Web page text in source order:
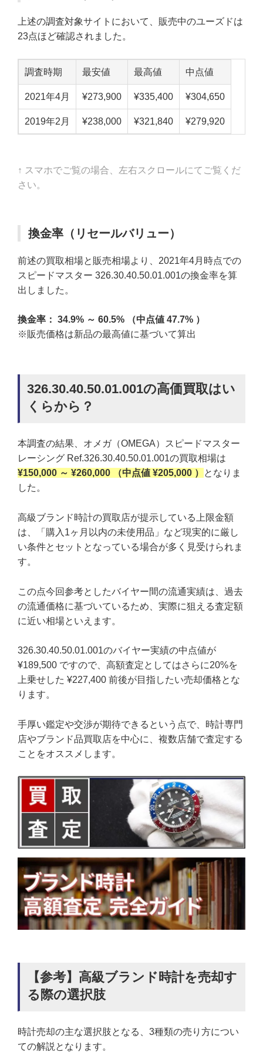
上述の調査対象サイトにおいて、販売中のユーズドは
23点ほど確認されました。
調査時期 最安値 最高値 中点値
2021年4月 ¥273,900 ¥335,400 ¥304,650
2019年2月 ¥238,000 ¥321,840 ¥279,920
↑ スマホでご覧の場合、左右スクロールにてご覧くだ
さい。
換金率（リセールバリュー）
前述の買取相場と販売相場より、2021年4月時点での
スピードマスター 326.30.40.50.01.001の換金率を算
出しました。
換金率： 34.9% ～ 60.5% （中点値 47.7% ）
※販売価格は新品の最高値に基づいて算出
326.30.40.50.01.001の高価買取はい
くらから？
本調査の結果、オメガ（OMEGA）スピードマスター
レーシング Ref.326.30.40.50.01.001の買取相場は
¥150,000 ～ ¥260,000 （中点値 ¥205,000 ）
となりま
した。
高級ブランド時計の買取店が提示している上限金額
は、「購入1ヶ月以内の未使用品」など現実的に厳し
い条件とセットとなっている場合が多く見受けられま
す。
この点今回参考としたバイヤー間の流通実績は、過去
の流通価格に基づいているため、実際に狙える査定額
に近い相場といえます。
326.30.40.50.01.001のバイヤー実績の中点値が
¥189,500 ですので、高額査定としてはさらに20%を
上乗せした ¥227,400 前後が目指したい売却価格とな
ります。
手厚い鑑定や交渉が期待できるという点で、時計専門
店やブランド品買取店を中心に、複数店舗で査定する
ことをオススメします。
【参考】高級ブランド時計を売却す
る際の選択肢
時計売却の主な選択肢となる、3種類の売り方につい
ての解説となります。